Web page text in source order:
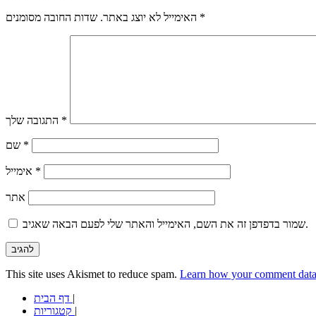
האימייל לא יוצג באתר. *
*
*
*
אתר
שמור בדפדפן זה את השם, האימייל והאתר שלי לפעם הבאה שאגיב.
This site uses Akismet to reduce spam. Learn how your comment
|
|